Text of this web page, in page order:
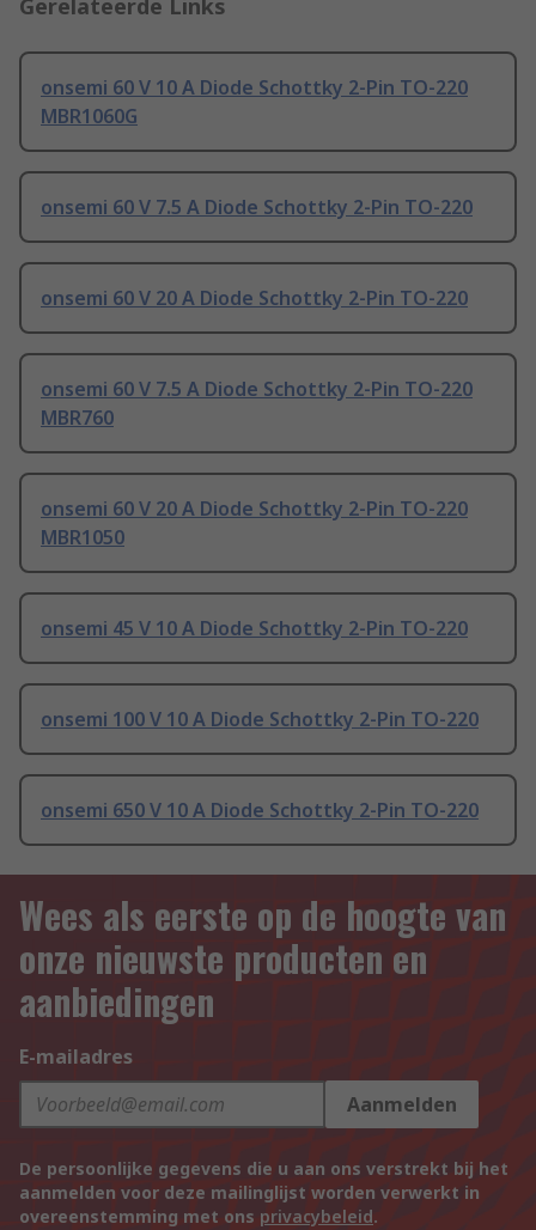
Gerelateerde Links
onsemi 60 V 10 A Diode Schottky 2-Pin TO-220
MBR1060G
onsemi 60 V 7.5 A Diode Schottky 2-Pin TO-220
onsemi 60 V 20 A Diode Schottky 2-Pin TO-220
onsemi 60 V 7.5 A Diode Schottky 2-Pin TO-220
MBR760
onsemi 60 V 20 A Diode Schottky 2-Pin TO-220
MBR1050
onsemi 45 V 10 A Diode Schottky 2-Pin TO-220
onsemi 100 V 10 A Diode Schottky 2-Pin TO-220
onsemi 650 V 10 A Diode Schottky 2-Pin TO-220
Wees als eerste op de hoogte van
onze nieuwste producten en
aanbiedingen
E-mailadres
Aanmelden
De persoonlijke gegevens die u aan ons verstrekt bij het
aanmelden voor deze mailinglijst worden verwerkt in
overeenstemming met ons privacybeleid.